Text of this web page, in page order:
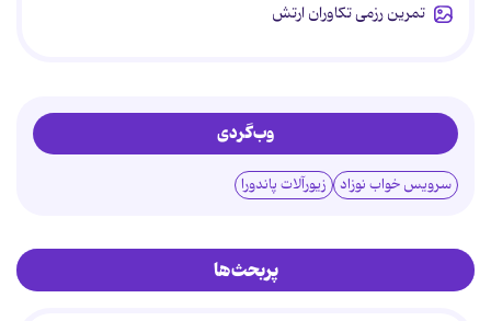
تمرین رزمی تکاوران ارتش
وب‌گردی
سرویس خواب نوزاد زیورآلات پاندورا
پربحث‌ها